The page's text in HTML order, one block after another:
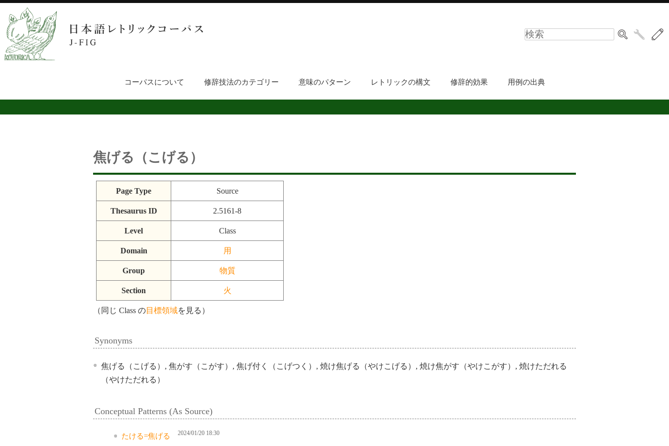
コーパスについて 修辞技法のカテゴリー 意味のパターン レトリックの構文 修辞的効果 用例の出典
焦げる（こげる）
Page Type Source
Thesaurus ID 2.5161-8
Level Class
Domain 用
Group 物質
Section 火
（同じ Class の目標領域を見る）
Synonyms
焦げる（こげる）, 焦がす（こがす）, 焦げ付く（こげつく）, 焼け焦げる（やけこげる）, 焼け焦がす（やけこがす）, 焼けただれる
（やけただれる）
Conceptual Patterns (As Source)
たける=焦げる 2024/01/20 18:30